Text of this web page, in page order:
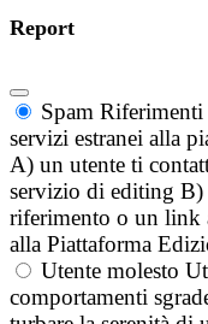
Report
Spam
servizi estranei alla
A) un utente ti
servizio di editing
riferimento o un link
alla Piattaforma
Utente molesto
comportamenti